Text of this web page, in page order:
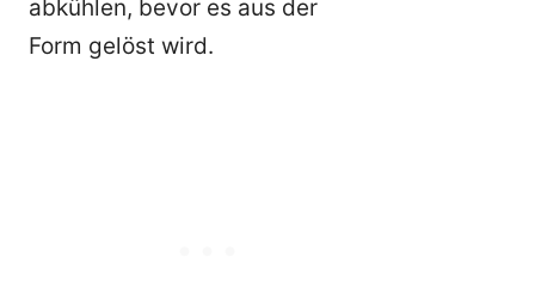
abkühlen, bevor es aus der
Form gelöst wird.